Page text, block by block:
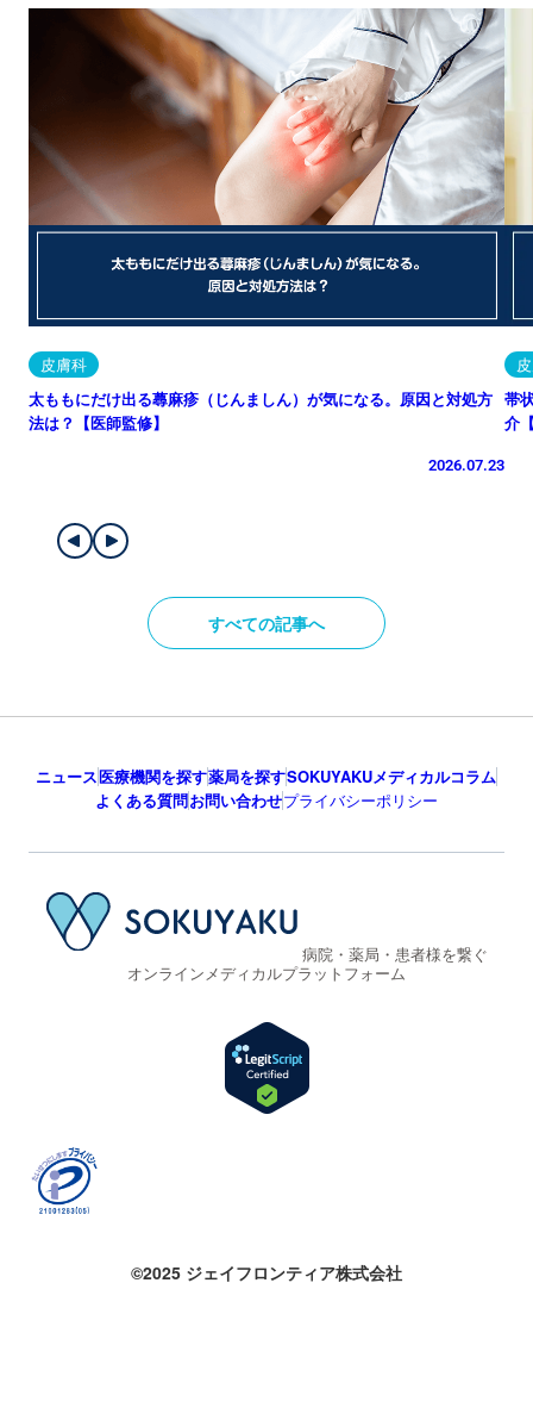
皮膚科
太ももにだけ出る蕁麻疹（じんましん）が気になる。原因と対処方
法は？【医師監修】
2026.07.23
帯
介
すべての記事へ
ニュース医療機関を探す薬局を探すSOKUYAKUメディカルコラム
よくある質問お問い合わせプライバシーポリシー
病院・薬局・患者様を繋ぐ
オンラインメディカルプラットフォーム
©2025 ジェイフロンティア株式会社